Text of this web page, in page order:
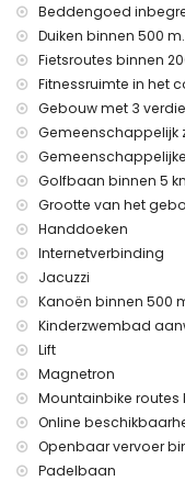
openbaar vervoer
binnen 15 kilometer
huisdieren zijn
Het gebouw
lift.
De
Private faciliteiten en
internet (WiFi)
stofzuiger en
bedlinnen en
verwarming
de huurprijs
kosten
fitnessruimte en
Beddengoed
Duiken binnen 500 m.
Fietsroutes binnen
Fitnessruimte in het
Gebouw met 3
Gemeenschappelijk
Golfbaan binnen 5
Grootte van het
Handdoeken
Internetverbinding
Jacuzzi
Kanoën binnen 500
Kinderzwembad
Lift
Magnetron
Mountainbike routes
Online
Openbaar vervoer
Padelbaan